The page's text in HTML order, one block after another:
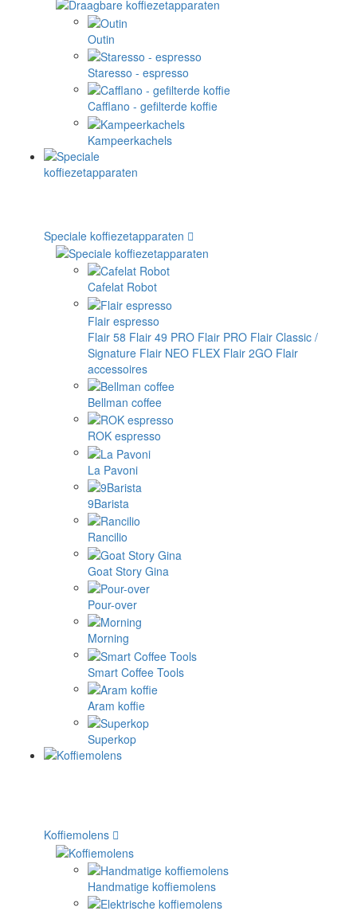
Outin
Staresso - espresso
Cafflano - gefilterde koffie
Kampeerkachels
Speciale koffiezetapparaten
Cafelat Robot
Flair espresso
Flair 58 Flair 49 PRO Flair PRO Flair Classic /
Signature Flair NEO FLEX Flair 2GO Flair
accessoires
Bellman coffee
ROK espresso
La Pavoni
9Barista
Rancilio
Goat Story Gina
Pour-over
Morning
Smart Coffee Tools
Aram koffie
Superkop
Koffiemolens
Handmatige koffiemolens